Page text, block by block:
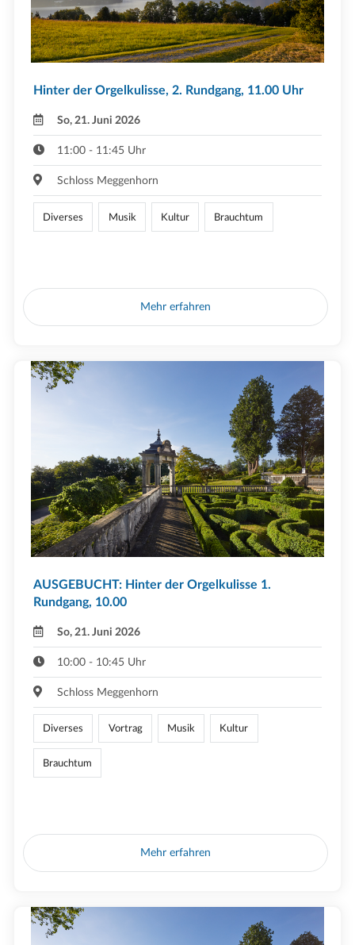
Hinter der Orgelkulisse, 2. Rundgang, 11.00 Uhr
So, 21. Juni 2026
11:00 - 11:45 Uhr
Schloss Meggenhorn
Diverses Musik Kultur Brauchtum
Mehr erfahren
AUSGEBUCHT: Hinter der Orgelkulisse 1.
Rundgang, 10.00
So, 21. Juni 2026
10:00 - 10:45 Uhr
Schloss Meggenhorn
Diverses Vortrag Musik Kultur
Brauchtum
Mehr erfahren